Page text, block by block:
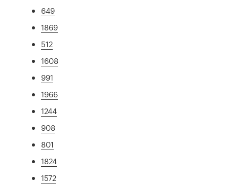
649
1869
512
1608
991
1966
1244
908
801
1824
1572